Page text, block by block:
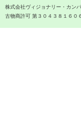
株式会社ヴィジョナリー・カン
古物商許可 第３０４３８１６